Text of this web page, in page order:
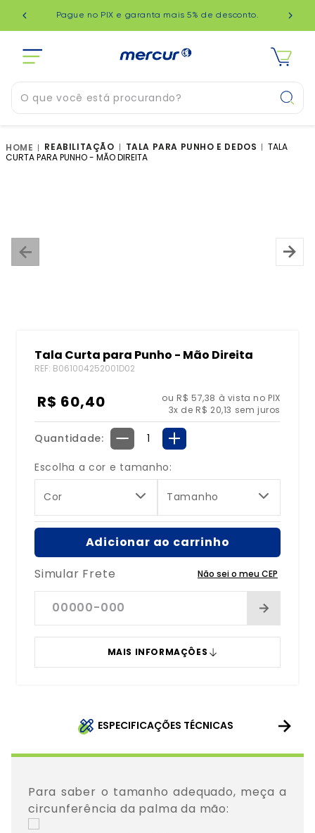
no
Pague no PIX e garanta mais 5% de desconto.
Que
O que você está procurando?
REABILITAÇÃO TALA PARA PUNHO E DEDOS
TALA
CURTA PARA PUNHO - MÃO DIREITA
Tala Curta para Punho - Mão Direita
REF: B061004252001D02
R$ 60,40
ou R$ 57,38 à vista no PIX
3x de R$ 20,13 sem juros
Quantidade ＋
－
Escolha a cor e tamanho:
Cor Tamanho
Adicionar ao carrinho
Simular Frete
Não sei o meu CEP
MAIS INFORMAÇÔES
ESPECIFICAÇÕES TÉCNICAS
Para saber o tamanho adequado, meça a
TERMOS MAIS BUSCADOS
4º
andador
5º
muleta
bolsa água quente